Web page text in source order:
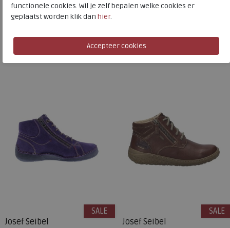
Naar alleJosef Seibel veterboots
Is dit iets voor u?
Josef Seibel
SALE
Josef Seibel
SALE
functionele cookies. Wil je zelf bepalen welke cookies er
geplaatst worden klik dan hier.